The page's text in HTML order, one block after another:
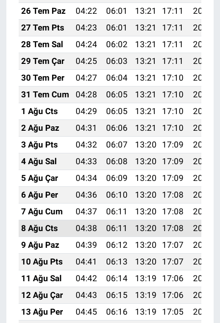
26 Tem Paz
04:22 06:01 13:21 17:11
20:31
27 Tem Pts
04:23 06:01 13:21 17:11
20:30
28 Tem Sal
04:24 06:02 13:21 17:11
20:29
29 Tem Çar
04:25 06:03 13:21 17:11
20:28
30 Tem Per
04:27 06:04 13:21 17:10
20:28
31 Tem Cum
04:28 06:05 13:21 17:10
20:27
1 Ağu Cts
04:29 06:05 13:21 17:10
20:26
2 Ağu Paz
04:31 06:06 13:21 17:10
20:25
3 Ağu Pts
04:32 06:07 13:20 17:09
20:24
4 Ağu Sal
04:33 06:08 13:20 17:09
20:23
5 Ağu Çar
04:34 06:09 13:20 17:09
20:22
6 Ağu Per
04:36 06:10 13:20 17:08
20:21
7 Ağu Cum
04:37 06:11 13:20 17:08
20:20
8 Ağu Cts
04:38 06:11 13:20 17:08
20:18
9 Ağu Paz
04:39 06:12 13:20 17:07
20:17
10 Ağu Pts
04:41 06:13 13:20 17:07
20:16
11 Ağu Sal
04:42 06:14 13:19 17:06
20:15
12 Ağu Çar
04:43 06:15 13:19 17:06
20:14
13 Ağu Per
04:45 06:16 13:19 17:05
20:13